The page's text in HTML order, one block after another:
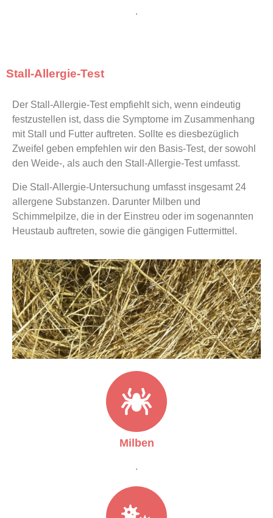
.
Stall-Allergie-Test
Der Stall-Allergie-Test empfiehlt sich, wenn eindeutig
festzustellen ist, dass die Symptome im Zusammenhang
mit Stall und Futter auftreten. Sollte es diesbezüglich
Zweifel geben empfehlen wir den Basis-Test, der sowohl
den Weide-, als auch den Stall-Allergie-Test umfasst.
Die Stall-Allergie-Untersuchung umfasst insgesamt 24
allergene Substanzen. Darunter Milben und
Schimmelpilze, die in der Einstreu oder im sogenannten
Heustaub auftreten, sowie die gängigen Futtermittel.
Milben
.